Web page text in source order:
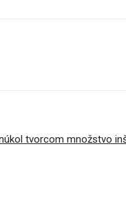
tvorcom množstvo